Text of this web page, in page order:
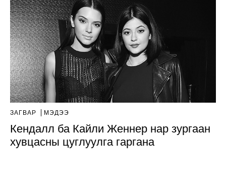
ЗАГВАР МЭДЭЭ
Кендалл ба Кайли Женнер нар зургаан
хувцасны цуглуулга гаргана